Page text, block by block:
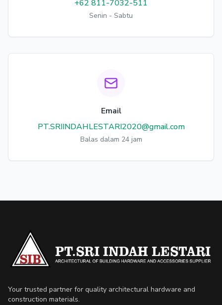
+62 811-7032-511
Senin - Sabtu
Email
PT.SRIINDAHLESTARI2020@gmail.com
Balas dalam 24 jam
Your trusted partner for quality architectural hardware and
construction materials.